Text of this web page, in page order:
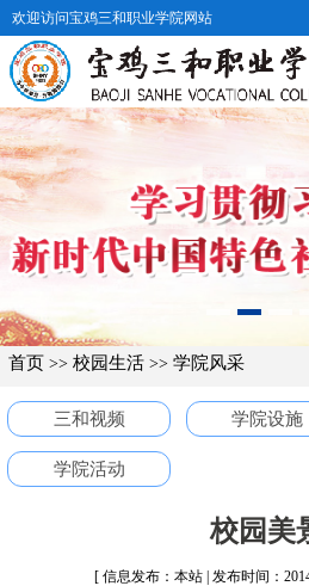
欢迎访问宝鸡三和职业学院网站
首页 >> 校园生活>> 学院风采
三和视频 学院设施
学院活动
校园美
[ 信息发布：本站 | 发布时间：